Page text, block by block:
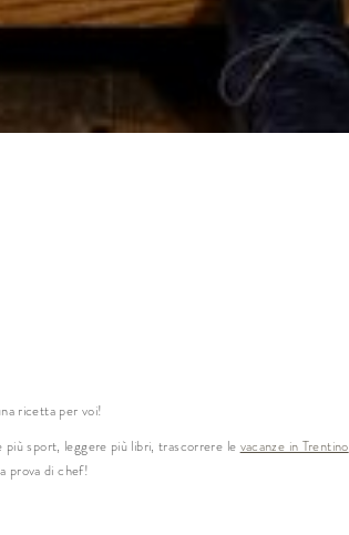
ricetta per voi!
più sport, leggere più libri, trascorrere le vacanze in Trentino
prova di chef!
Arrivo